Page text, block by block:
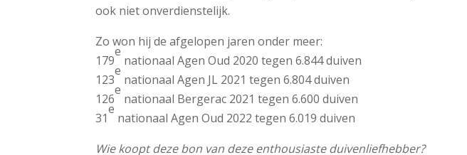
ook niet onverdienstelijk.
Zo won hij de afgelopen jaren onder meer:
179
e
nationaal Agen Oud 2020 tegen 6.844 duiven
123
e
nationaal Agen JL 2021 tegen 6.804 duiven
126
e
nationaal Bergerac 2021 tegen 6.600 duiven
31
e
nationaal Agen Oud 2022 tegen 6.019 duiven
Wie koopt deze bon van deze enthousiaste duivenliefhebber?